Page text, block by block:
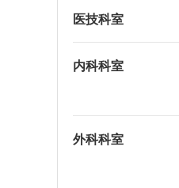
医技科室
内科科室
外科科室